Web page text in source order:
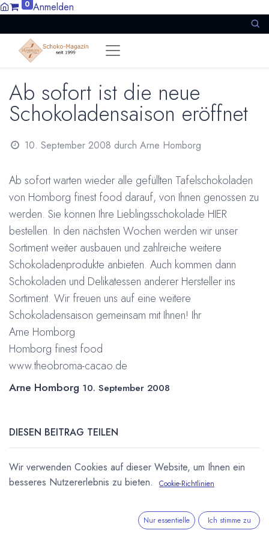
0 Anmelden
Ab sofort ist die neue
Schokoladensaison eröffnet
10. September 2008 durch Arne Homborg
Ab sofort warten wieder alle gefüllten Tafelschokoladen
von Homborg finest food darauf, von Ihnen genossen zu
werden. Sie können Ihre Lieblingsschokolade HIER
bestellen. In den nächsten Wochen werden wir unser
Sortiment weiter ausbauen und zahlreiche weitere
Schokoladenprodukte anbieten. Auch kommen dann
Schokoladen und Delikatessen anderer Hersteller ins
Sortiment. Wir freuen uns auf eine weitere
Schokoladensaison gemeinsam mit Ihnen! Ihr
Arne Homborg
Homborg finest food
www.theobroma-cacao.de
Arne Homborg 10. September 2008
DIESEN BEITRAG TEILEN
Wir verwenden Cookies auf dieser Website, um Ihnen ein
besseres Nutzererlebnis zu bieten.
Cookie-Richtlinien
Nur essentielle Ich stimme zu